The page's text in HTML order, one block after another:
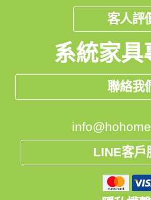
客人評
系統家具
聯絡我
LINE客戶